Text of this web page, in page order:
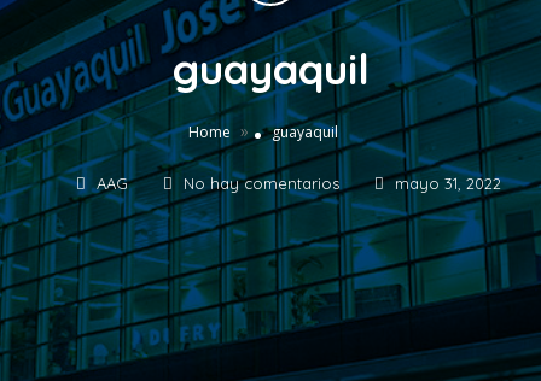
guayaquil
Home » guayaquil
AAG No hay comentarios mayo 31, 2022